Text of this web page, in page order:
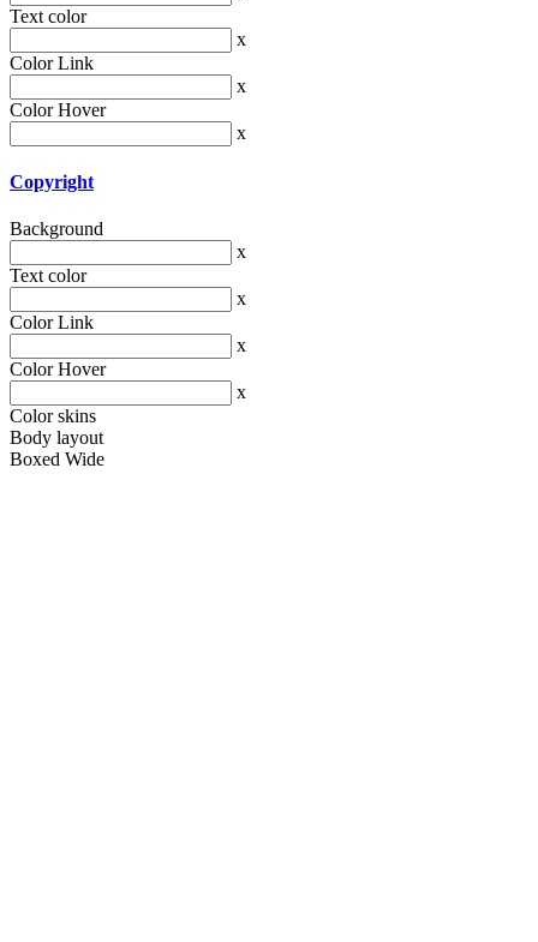
Text color
x
Color Link
x
Color Hover
x
Copyright
Background
x
Text color
x
Color Link
x
Color Hover
x
Color skins
Body layout
Boxed Wide